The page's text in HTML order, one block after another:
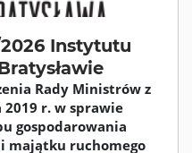
Instytutu
Rady Ministrów z
r. w sprawie
gospodarowania
majątku ruchomego